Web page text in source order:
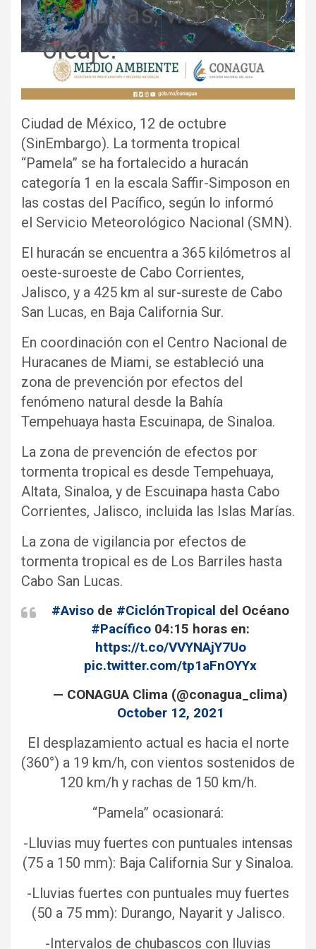
las lluvias, vientos y
oleaje.
Ciudad de México, 12 de octubre
(SinEmbargo). La tormenta tropical
“Pamela” se ha fortalecido a huracán
categoría 1 en la escala Saffir-Simposon en
las costas del Pacífico, según lo informó
el Servicio Meteorológico Nacional (SMN).
El huracán se encuentra a 365 kilómetros al
oeste-suroeste de Cabo Corrientes,
Jalisco, y a 425 km al sur-sureste de Cabo
San Lucas, en Baja California Sur.
En coordinación con el Centro Nacional de
Huracanes de Miami, se estableció una
zona de prevención por efectos del
fenómeno natural desde la Bahía
Tempehuaya hasta Escuinapa, de Sinaloa.
La zona de prevención de efectos por
tormenta tropical es desde Tempehuaya,
Altata, Sinaloa, y de Escuinapa hasta Cabo
Corrientes, Jalisco, incluida las Islas Marías.
La zona de vigilancia por efectos de
tormenta tropical es de Los Barriles hasta
Cabo San Lucas.
#Aviso de #CiclónTropical del Océano
#Pacífico 04:15 horas en:
https://t.co/VVYNAjY7Uo
pic.twitter.com/tp1aFnOYYx
— CONAGUA Clima (@conagua_clima)
October 12, 2021
El desplazamiento actual es hacia el norte
(360°) a 19 km/h, con vientos sostenidos de
120 km/h y rachas de 150 km/h.
“Pamela” ocasionará:
-Lluvias muy fuertes con puntuales intensas
(75 a 150 mm): Baja California Sur y Sinaloa.
-Lluvias fuertes con puntuales muy fuertes
(50 a 75 mm): Durango, Nayarit y Jalisco.
-Intervalos de chubascos con lluvias